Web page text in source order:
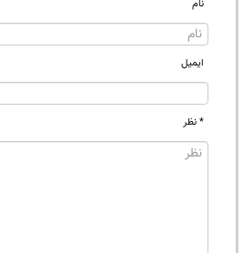
نام
ایمیل
* نظر